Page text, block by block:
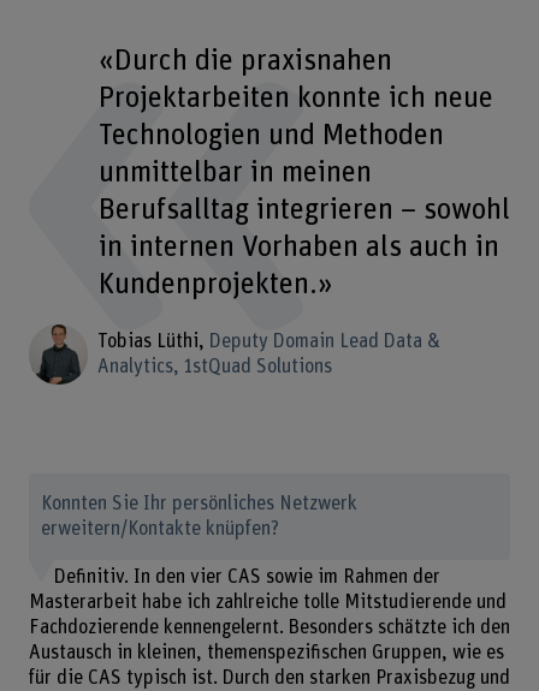
«Durch die praxisnahen
Projektarbeiten konnte ich neue
Technologien und Methoden
unmittelbar in meinen
Berufsalltag integrieren – sowohl
in internen Vorhaben als auch in
Kundenprojekten.»
Tobias Lüthi
Deputy Domain Lead Data &
Analytics, 1stQuad Solutions
Konnten Sie Ihr persönliches Netzwerk
erweitern/Kontakte knüpfen?
Definitiv. In den vier CAS sowie im Rahmen der
Masterarbeit habe ich zahlreiche tolle Mitstudierende und
Fachdozierende kennengelernt. Besonders schätzte ich den
Austausch in kleinen, themenspezifischen Gruppen, wie es
für die CAS typisch ist. Durch den starken Praxisbezug und